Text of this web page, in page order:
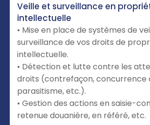
Veille et surveillance en
intellectuelle
• Mise en place de systèmes de
surveillance de vos droits de
intellectuelle.
• Détection et lutte contre les
droits (contrefaçon, concurrence
parasitisme, etc.).
• Gestion des actions en saisie-
retenue douanière, en référé, etc.